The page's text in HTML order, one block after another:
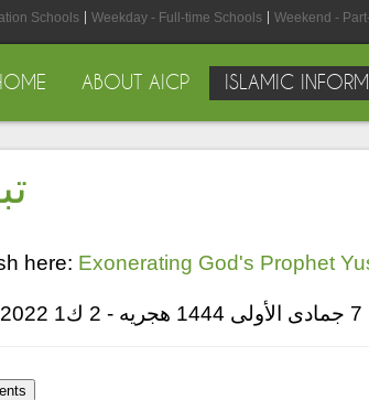
Schools Weekday - Full-time Schools Weekend -
ABOUT AICP ISLAMIC
here: Exonerating God's Prophet